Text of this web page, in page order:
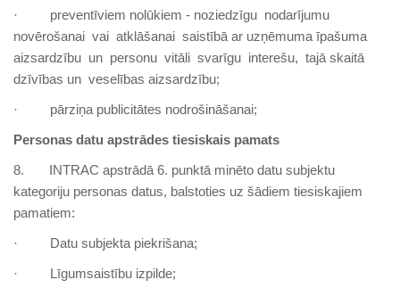
· preventīviem nolūkiem - noziedzīgu nodarījumu
novērošanai vai atklāšanai saistībā ar uzņēmuma īpašuma
aizsardzību un personu vitāli svarīgu interešu, tajā skaitā
dzīvības un veselības aizsardzību;
· pārziņa publicitātes nodrošināšanai;
Personas datu apstrādes tiesiskais pamats
8. INTRAC apstrādā 6. punktā minēto datu subjektu
kategoriju personas datus, balstoties uz šādiem tiesiskajiem
pamatiem:
· Datu subjekta piekrišana;
· Līgumsaistību izpilde;